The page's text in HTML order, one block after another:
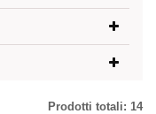
Prodotti totali: 14